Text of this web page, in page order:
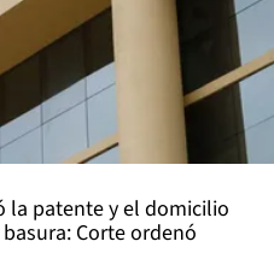
la patente y el domicilio
Corte ordenó